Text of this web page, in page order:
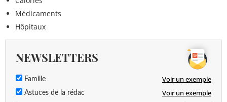
Médicaments
Hôpitaux
NEWSLETTERS
Famille Voir un exemple
Astuces de la rédac Voir un exemple